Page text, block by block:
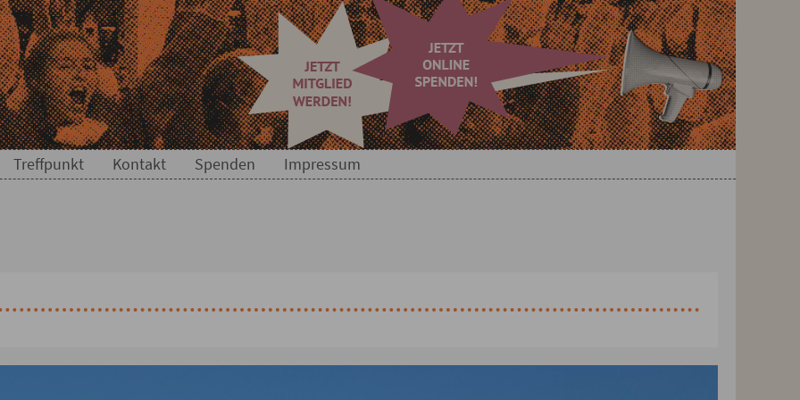
Treffpunkt Kontakt Spenden Impressum